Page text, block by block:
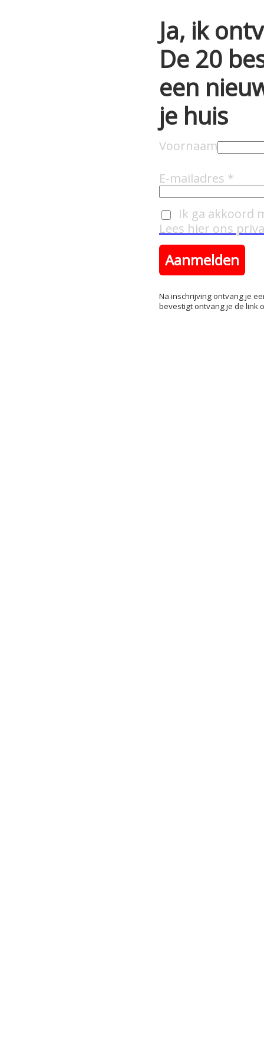
Ja, ik
De 20
een
je huis
Voornaam
E-mailadres
Ik ga akkoord
Lees hier ons
Aanmelden
Na inschrijving ontvang je
bevestigt ontvang je de link